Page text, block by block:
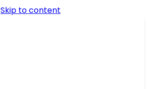
Skip to content